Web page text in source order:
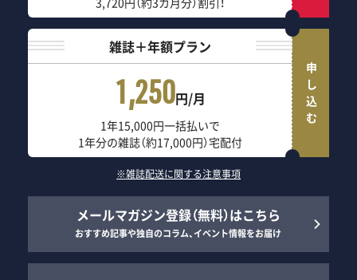
雑誌＋年額プラン
1,250円/月
1年15,000円一括払いで
1年分の雑誌（約17,000円）宅配付
申し込む
※雑誌配送に関する注意事項
メールマガジン登録（無料）はこちら
おすすめ記事や独自のコラム、イベント情報をお届け